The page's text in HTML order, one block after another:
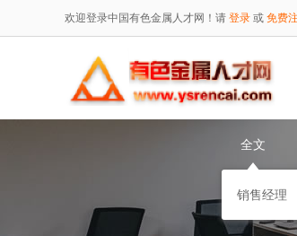
欢迎登录中国有色金属人才网！请 登录 或 免费
全文